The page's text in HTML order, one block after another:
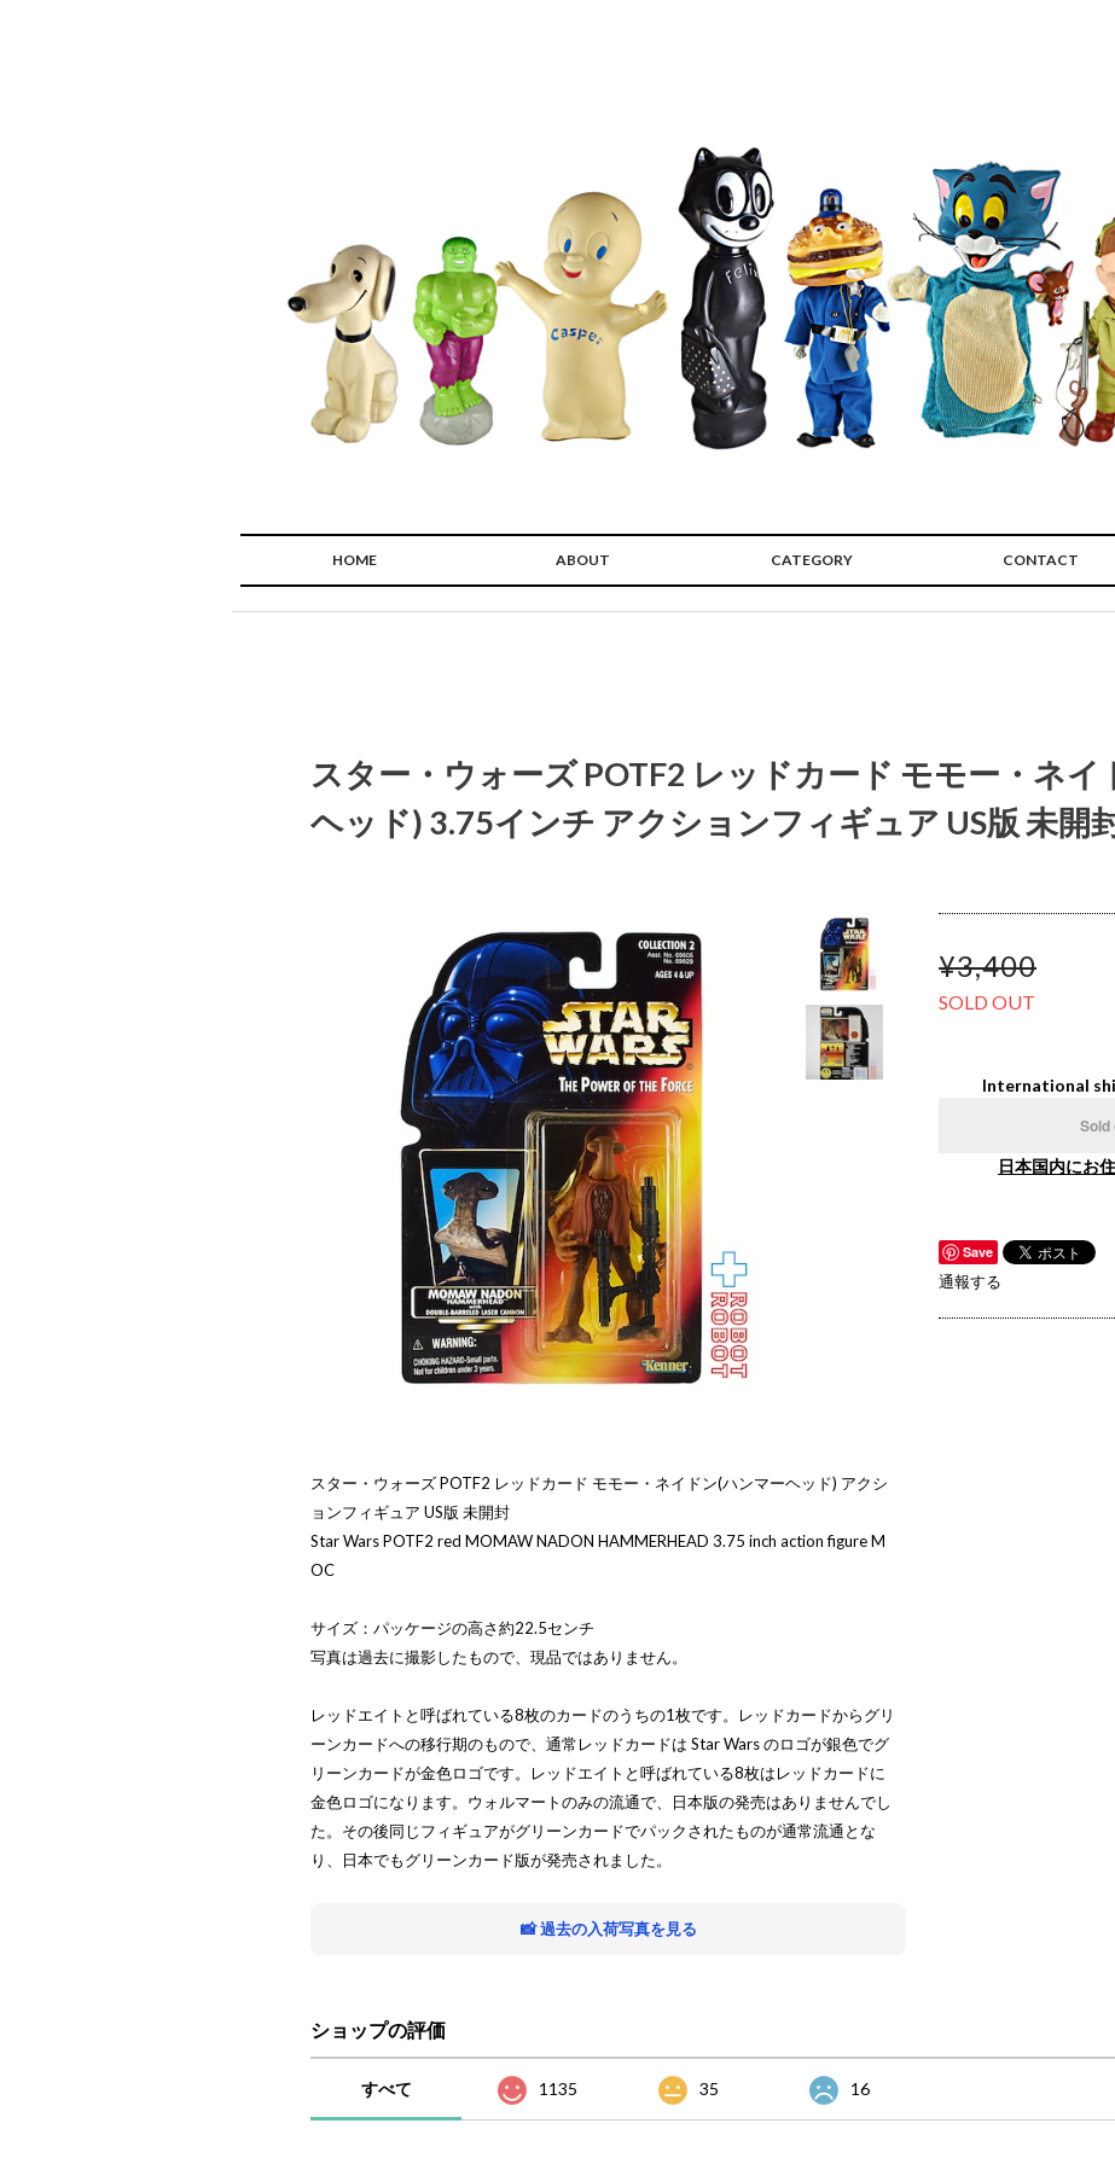
HOME ABOUT CATEGORY CONTACT
スター・ウォーズ POTF2 レッドカード モモー・ネイ
ヘッド) 3.75インチ アクションフィギュア US版 未開
スター・ウォーズ POTF2 レッドカード モモー・ネイドン(ハンマーヘッド) アクシ
ョンフィギュア US版 未開封
Star Wars POTF2 red MOMAW NADON HAMMERHEAD 3.75 inch action figure M
OC
サイズ：パッケージの高さ約22.5センチ
写真は過去に撮影したもので、現品ではありません。
レッドエイトと呼ばれている8枚のカードのうちの1枚です。レッドカードからグリ
ーンカードへの移行期のもので、通常レッドカードは Star Wars のロゴが銀色でグ
リーンカードが金色ロゴです。レッドエイトと呼ばれている8枚はレッドカードに
金色ロゴになります。ウォルマートのみの流通で、日本版の発売はありませんでし
た。その後同じフィギュアがグリーンカードでパックされたものが通常流通とな
り、日本でもグリーンカード版が発売されました。
📸 過去の入荷写真を見る
¥3,400
SOLD OUT
International
Sold
日本国内にお
Save
通報する
ショップの評価
すべて 1135 35 16